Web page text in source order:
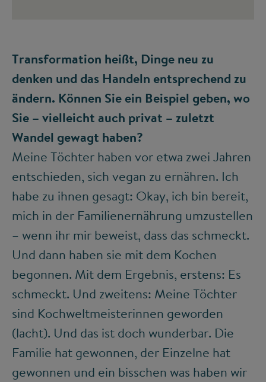
Transformation heißt, Dinge neu zu
denken und das Handeln entsprechend zu
ändern. Können Sie ein Beispiel geben, wo
Sie – vielleicht auch privat – zuletzt
Wandel gewagt haben?
Meine Töchter haben vor etwa zwei Jahren
entschieden, sich vegan zu ernähren. Ich
habe zu ihnen gesagt: Okay, ich bin bereit,
mich in der Familienernährung umzustellen
– wenn ihr mir beweist, dass das schmeckt.
Und dann haben sie mit dem Kochen
begonnen. Mit dem Ergebnis, erstens: Es
schmeckt. Und zweitens: Meine Töchter
sind Kochweltmeisterinnen geworden
(lacht). Und das ist doch wunderbar. Die
Familie hat gewonnen, der Einzelne hat
gewonnen und ein bisschen was haben wir